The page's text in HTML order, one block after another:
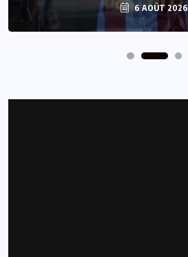
6 AOÛT 2026